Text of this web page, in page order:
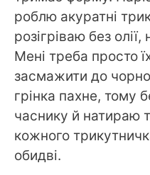
роблю акуратні
розігріваю без
Мені треба просто
засмажити до
грінка пахне, тому
часнику й натираю
кожного
обидві.